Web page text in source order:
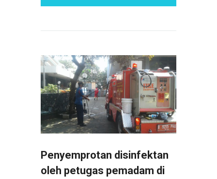
Penyemprotan disinfektan
oleh petugas pemadam di